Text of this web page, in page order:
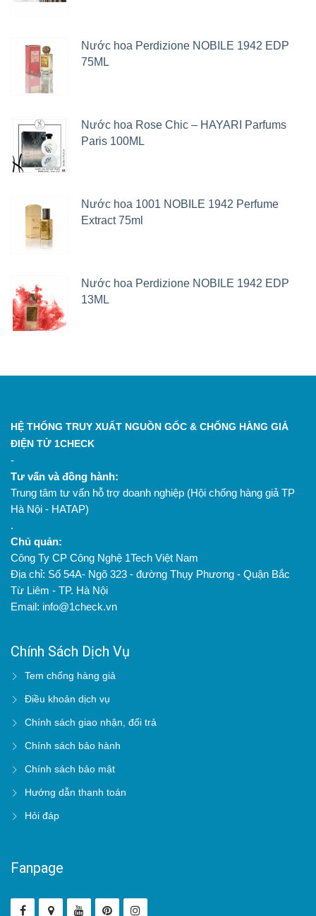
Nước hoa Perdizione NOBILE 1942 EDP
75ML
Nước hoa Rose Chic – HAYARI Parfums
Paris 100ML
Nước hoa 1001 NOBILE 1942 Perfume
Extract 75ml
Nước hoa Perdizione NOBILE 1942 EDP
13ML
HỆ THỐNG TRUY XUẤT NGUỒN GỐC & CHỐNG HÀNG GIẢ
ĐIỆN TỬ 1CHECK
-
Tư vấn và đồng hành:
Trung tâm tư vấn hỗ trợ doanh nghiệp (Hội chống hàng giả TP
Hà Nội - HATAP)
.
Chủ quản:
Công Ty CP Công Nghệ 1Tech Việt Nam
Địa chỉ: Số 54A- Ngõ 323 - đường Thụy Phương - Quận Bắc
Từ Liêm - TP. Hà Nội
Email: info@1check.vn
Chính Sách Dịch Vụ
Tem chống hàng giả
Điều khoản dịch vụ
Chính sách giao nhận, đổi trả
Chính sách bảo hành
Chính sách bảo mật
Hướng dẫn thanh toán
Hỏi đáp
Fanpage